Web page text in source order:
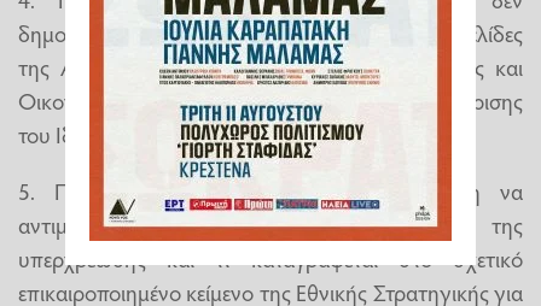
δημοσιοποιούνται σε τακτική βάση στις ιστοσελίδες
της ΑΑΔΕ, του Υπουργείου Εθνικής Οικονομίας και
Οικονομικών ή της Ειδικής Γραμματείας Διαχείρισης
του Ιδιωτικού Χρέους;
5. Πώς σχεδιάζει η κυβέρνηση Μητσοτάκη να
αντιμετωπίσει μεσοπρόθεσμα το πρόβλημα της
υπερχρέωσης και τί καταγράφεται στο σχετικό
επικαιροποιημένο κείμενο της Εθνικής Στρατηγικής για